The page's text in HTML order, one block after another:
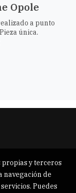
Opole
a punto
única.
y terceros
navegación de
Puedes